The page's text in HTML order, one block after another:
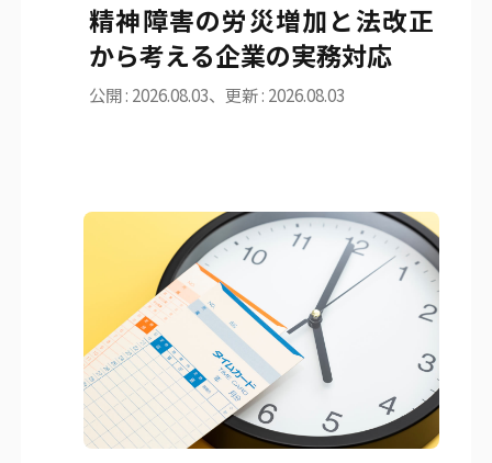
精神障害の労災増加と法改正
から考える企業の実務対応
公開 : 2026.08.03、更新 : 2026.08.03